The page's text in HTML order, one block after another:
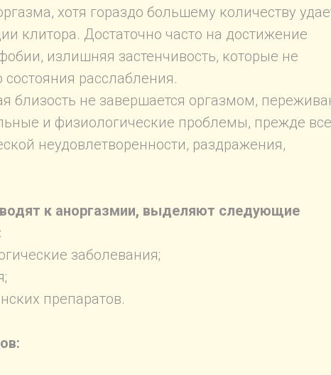
хотя гораздо большему количеству
клитора. Достаточно часто на достижение
излишняя застенчивость, которые не
расслабления.
близость не завершается оргазмом,
и физиологические проблемы, прежде
неудовлетворенности, раздражения,
к аноргазмии, выделяют следующие
заболевания;
препаратов.